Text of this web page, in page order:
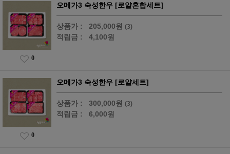
오메가3 숙성한우 [로얄혼합세트]
상품가 : 205,000원 (3)
적립금 : 4,100원
0
오메가3 숙성한우 [로얄세트]
상품가 : 300,000원 (3)
적립금 : 6,000원
0